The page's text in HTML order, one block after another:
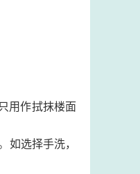
用作拭抹楼面
如选择手洗，